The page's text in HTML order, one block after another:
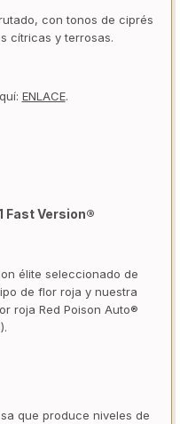
con tonos de ciprés
cítricas y terrosas.
ENLACE.
Fast Version®
élite seleccionado de
de flor roja y nuestra
roja Red Poison Auto®
que produce niveles de